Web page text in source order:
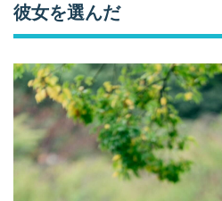
彼女を選んだ